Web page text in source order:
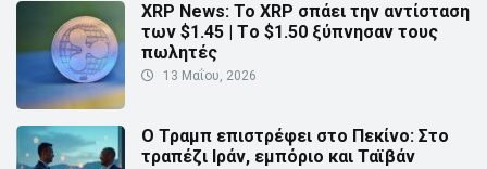
XRP News: Το XRP σπάει την αντίσταση
των $1.45 | Τo $1.50 ξύπνησαν τους
πωλητές
13 Μαΐου, 2026
Ο Τραμπ επιστρέφει στο Πεκίνο: Στο
τραπέζι Ιράν, εμπόριο και Ταϊβάν